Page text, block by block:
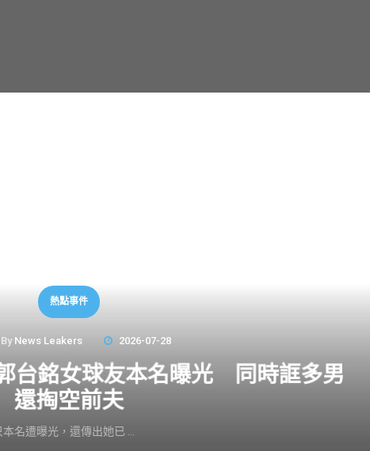
熱點事件
By News Leakers 2026-07-28
台銘女球友本名曝光 同時誆多男
還掏空前夫
名遭曝光，還傳出她已 …